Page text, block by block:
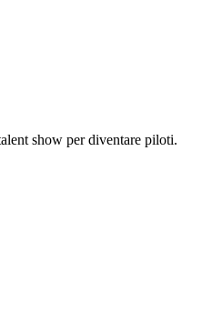
show per diventare piloti.